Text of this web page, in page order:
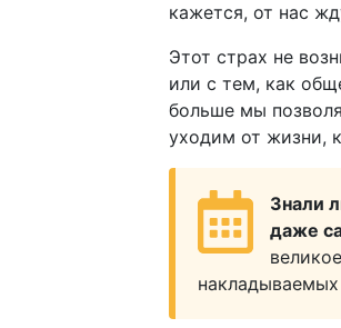
кажется, от нас
Этот страх не
или с тем, как
больше мы
уходим от жизни,
Знали
даже